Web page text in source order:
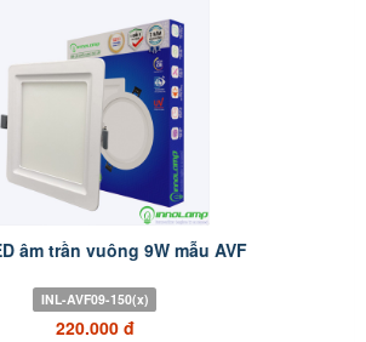
âm trần vuông 9W mẫu AVF
INL-AVF09-150(x)
220.000 đ